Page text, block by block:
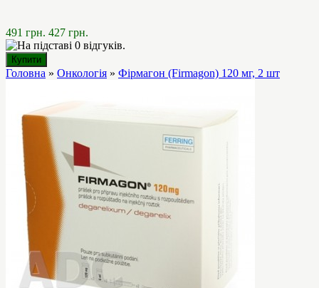
491 грн. 427 грн.
Головна » Онкологія » Фірмагон (Firmagon) 120 мг, 2 шт